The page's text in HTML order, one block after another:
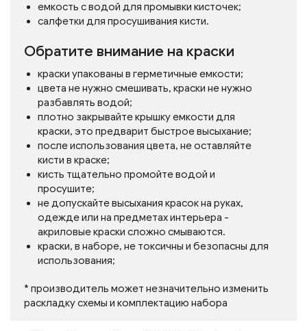
емкость с водой для промывки кисточек;
салфетки для просушивания кисти.
Обратите внимание на краски
краски упакованы в герметичные емкости;
цвета не нужно смешивать, краски не нужно
разбавлять водой;
плотно закрывайте крышку емкости для
краски, это предварит быстрое высыхание;
после использования цвета, не оставляйте
кисти в краске;
кисть тщательно промойте водой и
просушите;
не допускайте высыхания красок на руках,
одежде или на предметах интерьера -
акриловые краски сложно смываются.
краски, в наборе, не токсичны и безопасны для
использования;
* производитель может незначительно изменить
раскладку схемы и комплектацию набора